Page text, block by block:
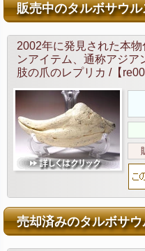
販売中のタルボサウ
2002年に発見された本
ンアイテム、通称アジア
肢の爪のレプリカ /【
売却済みのタルボサ